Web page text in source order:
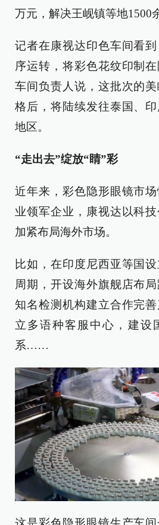
万元，解决王岘镇等地1500
记者在康视达印色车间看
序运转，将彩色花纹印制在
车间负责人说，这批次的
格后，将陆续发往泰国、
地区。
“走出去”绽放“睛”彩
近年来，彩色隐形眼镜市
业领军企业，康视达以科
加紧布局海外市场。
比如，在印度尼西亚等国
周期，开设海外旗舰店布
知名检测机构建立合作完
立多语种客服中心，建设
系……